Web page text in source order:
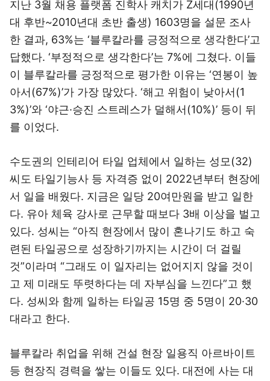
지난 3월 채용 플랫폼 진학사 캐치가 Z세대(1990년
대 후반~2010년대 초반 출생) 1603명을 설문 조사
한 결과, 63%는 ‘블루칼라를 긍정적으로 생각한다’고
답했다. ‘부정적으로 생각한다’는 7%에 그쳤다. 이들
이 블루칼라를 긍정적으로 평가한 이유는 ‘연봉이 높
아서(67%)’가 가장 많았다. ‘해고 위험이 낮아서(1
3%)’와 ‘야근·승진 스트레스가 덜해서(10%)’ 등이 뒤
를 이었다.
수도권의 인테리어 타일 업체에서 일하는 성모(32)
씨도 타일기능사 등 자격증 없이 2022년부터 현장에
서 일을 배웠다. 지금은 일당 20여만원을 받고 일한
다. 유아 체육 강사로 근무할 때보다 3배 이상을 벌고
있다. 성씨는 “아직 현장에서 많이 혼나기도 하고 숙
련된 타일공으로 성장하기까지는 시간이 더 걸릴
것”이라며 “그래도 이 일자리는 없어지지 않을 것이
고 제 미래도 뚜렷하다는 데 자부심을 느낀다”고 했
다. 성씨와 함께 일하는 타일공 15명 중 5명이 20·30
대라고 한다.
블루칼라 취업을 위해 건설 현장 일용직 아르바이트
등 현장직 경력을 쌓는 이들도 있다. 대전에 사는 대